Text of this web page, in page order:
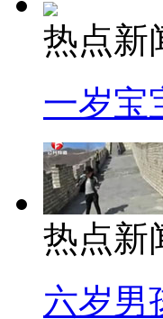
热点新
一岁宝
热点新
六岁男